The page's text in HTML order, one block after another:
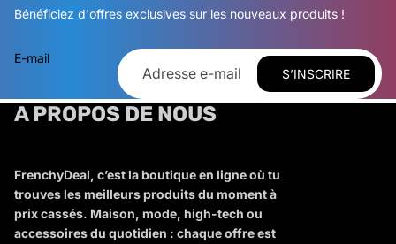
Bénéficiez d'offres exclusives sur les nouveaux produits !
E-mail
S’INSCRIRE
A PROPOS DE NOUS
FrenchyDeal, c’est la boutique en ligne où tu
trouves les meilleurs produits du moment à
prix cassés. Maison, mode, high-tech ou
accessoires du quotidien : chaque offre est